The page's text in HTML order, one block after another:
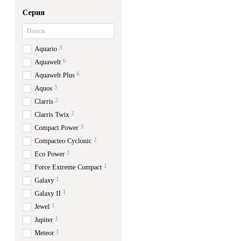
Серия
Aquario 3
Aquawelt 6
Aquawelt Plus 6
Aquos 5
Clarris 2
Clarris Twix 2
Compact Power 3
Compacteo Cyclonic 2
Eco Power 1
Force Extreme Compact 1
Galaxy 1
Galaxy II 1
Jewel 1
Jupiter 1
Meteor 1